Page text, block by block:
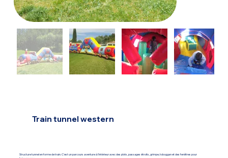
Train tunnel western
Structure tunnel en forme de train. C'est un parcours aventure à l'intérieur avec des plots, passages étroits, grimpe, toboggan et des fenêtres pour